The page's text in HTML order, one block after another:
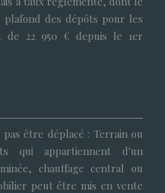
plafond des dépôts pour les
de 22 950 € depuis le 1er
être déplacé : Terrain ou
qui appartiennent d'un
chauffage central ou
peut être mis en vente